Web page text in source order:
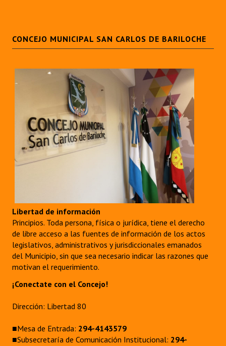
CONCEJO MUNICIPAL SAN CARLOS DE BARILOCHE
Libertad de información
Principios. Toda persona, física o jurídica, tiene el derecho
de libre acceso a las fuentes de información de los actos
legislativos, administrativos y jurisdiccionales emanados
del Municipio, sin que sea necesario indicar las razones que
motivan el requerimiento.
¡Conectate con el Concejo!
Dirección: Libertad 80
■Mesa de Entrada: 294-4143579
■Subsecretaría de Comunicación Institucional: 294-